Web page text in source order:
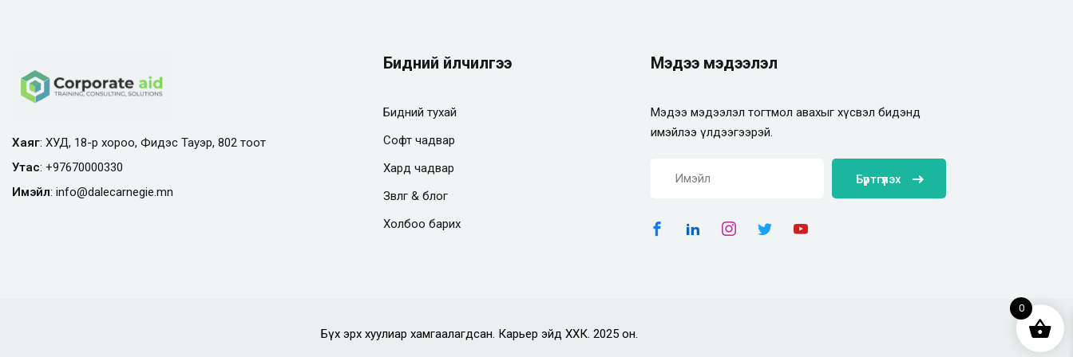
Хаяг: ХУД, 18-р хороо, Фидэс Тауэр, 802 тоот
Утас: +97670000330
Имэйл: info@dalecarnegie.mn
Бидний үйлчилгээ
Бидний тухай
Софт чадвар
Хард чадвар
Зөвлөгөө & блог
Холбоо барих
Мэдээ мэдээлэл
Мэдээ мэдээлэл тогтмол авахыг хүсвэл бидэнд
имэйлээ үлдээгээрэй.
Бүртгүүлэх
Бүх эрх хуулиар хамгаалагдсан. Карьер эйд ХХК. 2025 он.
0